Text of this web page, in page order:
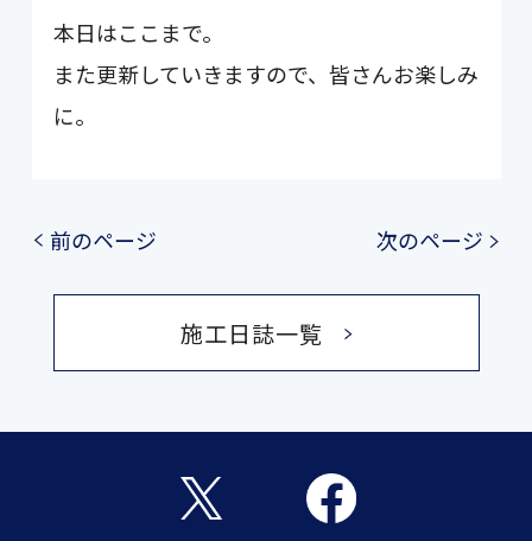
本日はここまで。
また更新していきますので、皆さんお楽しみ
に。
前のページ 次のページ
施工日誌一覧